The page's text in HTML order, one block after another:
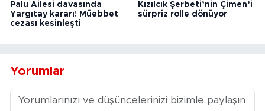
Palu Ailesi davasında
Yargıtay kararı! Müebbet
cezası kesinleşti
Kızılcık Şerbeti’nin Çimen’i
sürpriz rolle dönüyor
Yorumlar